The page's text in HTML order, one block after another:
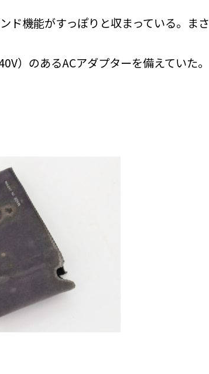
ド機能がすっぽりと収まっている。まさ
）のあるACアダプターを備えていた。